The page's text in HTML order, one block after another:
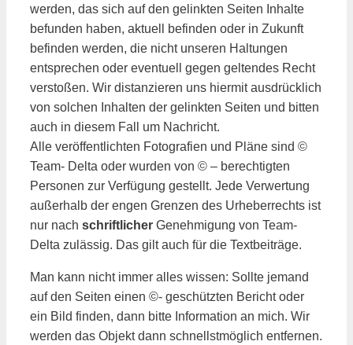
werden, das sich auf den gelinkten Seiten Inhalte
befunden haben, aktuell befinden oder in Zukunft
befinden werden, die nicht unseren Haltungen
entsprechen oder eventuell gegen geltendes Recht
verstoßen. Wir distanzieren uns hiermit ausdrücklich
von solchen Inhalten der gelinkten Seiten und bitten
auch in diesem Fall um Nachricht.
Alle veröffentlichten Fotografien und Pläne sind ©
Team- Delta oder wurden von © – berechtigten
Personen zur Verfügung gestellt. Jede Verwertung
außerhalb der engen Grenzen des Urheberrechts ist
nur nach schriftlicher Genehmigung von Team-
Delta zulässig. Das gilt auch für die Textbeiträge.
Man kann nicht immer alles wissen: Sollte jemand
auf den Seiten einen ©- geschützten Bericht oder
ein Bild finden, dann bitte Information an mich. Wir
werden das Objekt dann schnellstmöglich entfernen.